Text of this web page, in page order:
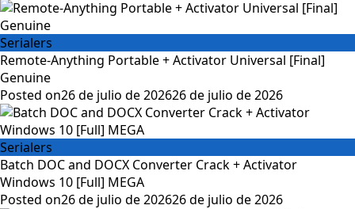
Serialers
Remote-Anything Portable + Activator Universal [Final]
Genuine
Posted on26 de julio de 202626 de julio de 2026
Serialers
Batch DOC and DOCX Converter Crack + Activator
Windows 10 [Full] MEGA
Posted on26 de julio de 202626 de julio de 2026